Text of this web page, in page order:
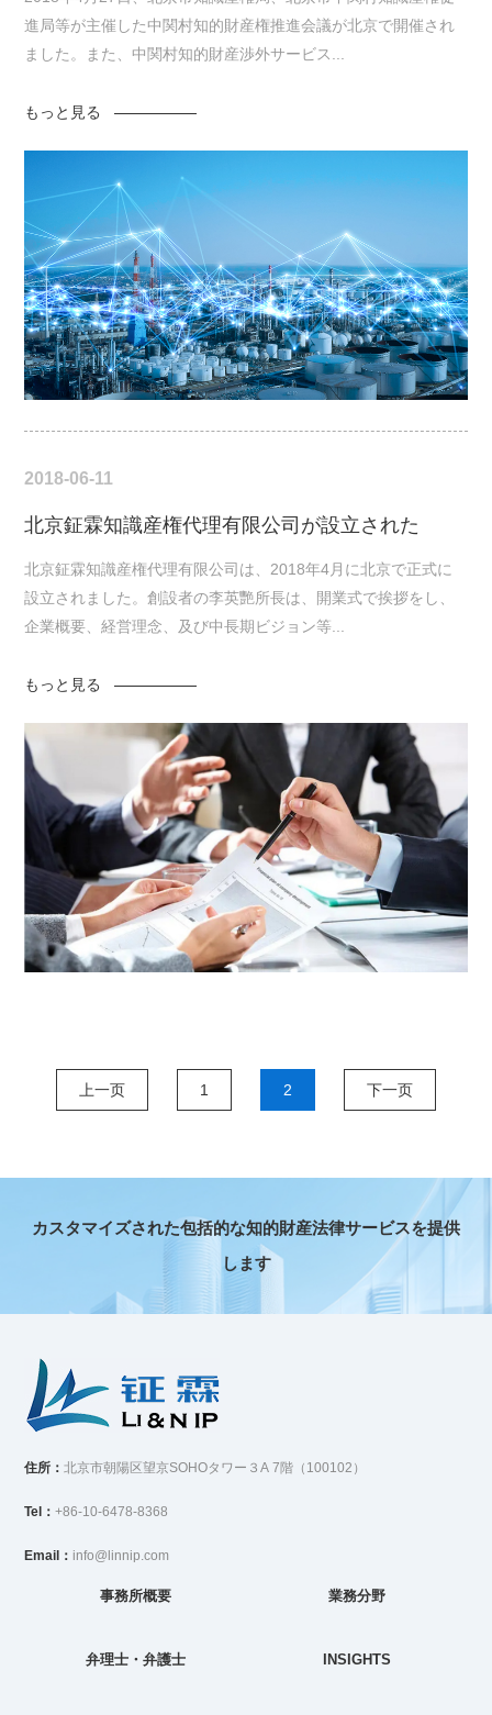
進局等が主催した中関村知的財産権推進会議が北京で開催され
ました。また、中関村知的財産渉外サービス...
もっと見る
2018-06-11
北京鉦霖知識産権代理有限公司が設立された
北京鉦霖知識産権代理有限公司は、2018年4月に北京で正式に
設立されました。創設者の李英艷所長は、開業式で挨拶をし、
企業概要、経営理念、及び中長期ビジョン等...
もっと見る
上一页 1 2 下一页
カスタマイズされた包括的な知的財産法律サービスを提供
します
住所：北京市朝陽区望京SOHOタワー３A 7階（100102）
Tel：+86-10-6478-8368
Email： info@linnip.com
事務所概要 業務分野
弁理士・弁護士 INSIGHTS